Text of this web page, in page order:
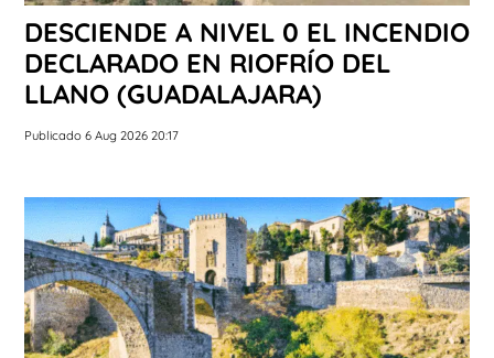
DESCIENDE A NIVEL 0 EL INCENDIO
DECLARADO EN RIOFRÍO DEL
LLANO (GUADALAJARA)
Publicado 6 Aug 2026 20:17